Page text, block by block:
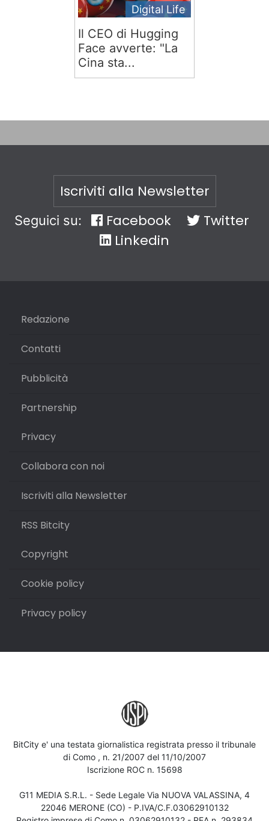
Digital Life
Il CEO di Hugging
Face avverte: "La
Cina sta...
Iscriviti alla Newsletter
Seguici su: Facebook
Twitter
Linkedin
Redazione
Contatti
Pubblicità
Partnership
Privacy
Collabora con noi
Iscriviti alla Newsletter
RSS Bitcity
Copyright
Cookie policy
Privacy policy
BitCity e' una testata giornalistica registrata presso il tribunale
di Como , n. 21/2007 del 11/10/2007
Iscrizione ROC n. 15698
G11 MEDIA S.R.L. - Sede Legale Via NUOVA VALASSINA, 4
22046 MERONE (CO) - P.IVA/C.F.03062910132